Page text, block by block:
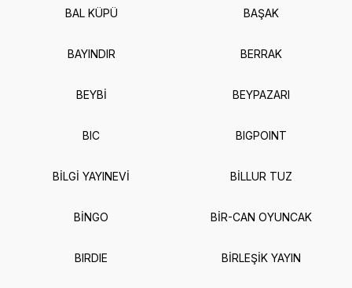
BAL KÜPÜ BAŞAK
BAYINDIR BERRAK
BEYBİ BEYPAZARI
BIC BIGPOINT
BİLGİ YAYINEVİ BİLLUR TUZ
BİNGO BİR-CAN OYUNCAK
BIRDIE BİRLEŞİK YAYIN